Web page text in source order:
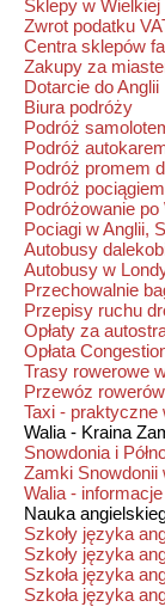
Sklepy w
Zwrot podatku
Centra sklepów
Zakupy za
Dotarcie do Anglii
Biura podróży
Podróż
Podróż
Podróż promem
Podróż
Podróżowanie
Pociagi w Anglii,
Autobusy
Autobusy w
Przechowalnie
Przepisy ruchu
Opłaty za
Opłata
Trasy rowerowe
Przewóz
Taxi - praktyczne
Walia - Kraina
Snowdonia i
Zamki Snowdonii
Walia -
Nauka
Szkoły języka
Szkoły języka
Szkoła języka
Szkoła języka